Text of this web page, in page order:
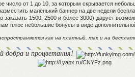
число от 1 до 10, за которым скрывается
маленький баннер на две недели
1500, 2500 и более 3000) дарует
плюс небольшие бонусы в виде
как на платный, так и на
добра и процветания!